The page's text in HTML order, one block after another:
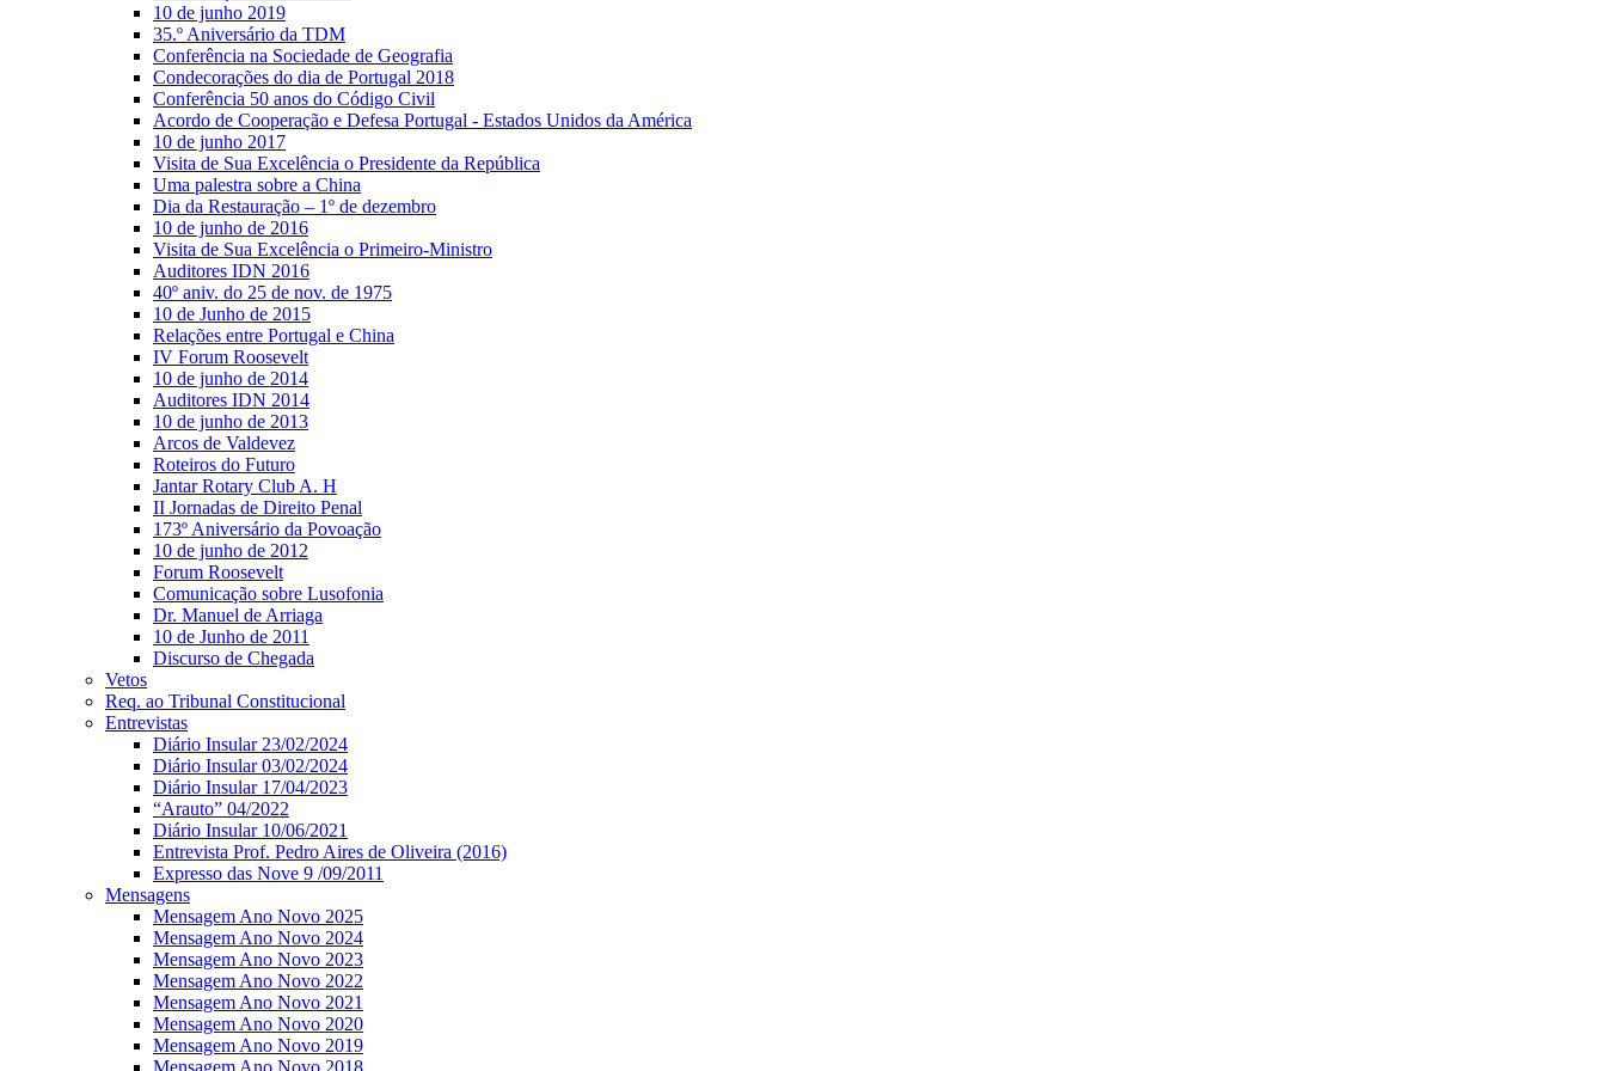
10 de junho 2019
35.º Aniversário da TDM
Conferência na Sociedade de Geografia
Condecorações do dia de Portugal 2018
Conferência 50 anos do Código Civil
Acordo de Cooperação e Defesa Portugal - Estados Unidos da América
10 de junho 2017
Visita de Sua Excelência o Presidente da República
Uma palestra sobre a China
Dia da Restauração – 1º de dezembro
10 de junho de 2016
Visita de Sua Excelência o Primeiro-Ministro
Auditores IDN 2016
40º aniv. do 25 de nov. de 1975
10 de Junho de 2015
Relações entre Portugal e China
IV Forum Roosevelt
10 de junho de 2014
Auditores IDN 2014
10 de junho de 2013
Arcos de Valdevez
Roteiros do Futuro
Jantar Rotary Club A. H
II Jornadas de Direito Penal
173º Aniversário da Povoação
10 de junho de 2012
Forum Roosevelt
Comunicação sobre Lusofonia
Dr. Manuel de Arriaga
10 de Junho de 2011
Discurso de Chegada
Vetos
Req. ao Tribunal Constitucional
Entrevistas
Diário Insular 23/02/2024
Diário Insular 03/02/2024
Diário Insular 17/04/2023
“Arauto” 04/2022
Diário Insular 10/06/2021
Entrevista Prof. Pedro Aires de Oliveira (2016)
Expresso das Nove 9 /09/2011
Mensagens
Mensagem Ano Novo 2025
Mensagem Ano Novo 2024
Mensagem Ano Novo 2023
Mensagem Ano Novo 2022
Mensagem Ano Novo 2021
Mensagem Ano Novo 2020
Mensagem Ano Novo 2019
Mensagem Ano Novo 2018